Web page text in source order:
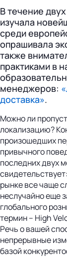
В течение
изучала
среди
опрашивала
также
практиками в
менеджеров:
доставка».
Можно ли
локализацию?
произошедших
привычного
последних двух
рынке все чаще
неслучайно еще
глобального
термин – High
Речь о вашей
непрерывные
базой